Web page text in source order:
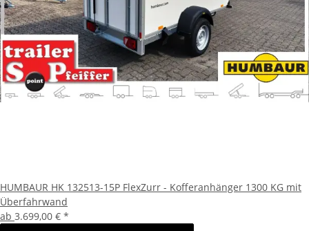
HUMBAUR HK 132513-15P FlexZurr - Kofferanhänger 1300 KG mit
Überfahrwand
ab 3.699,00 € *